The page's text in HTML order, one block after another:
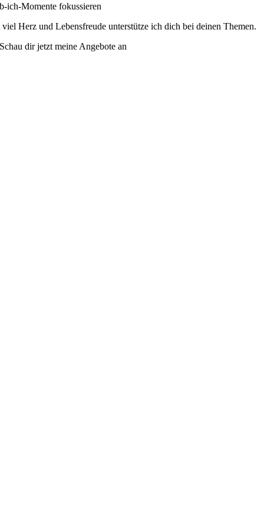
ich-Momente fokussieren
Herz und Lebensfreude unterstütze ich dich bei deinen Themen.
Schau dir jetzt meine Angebote an